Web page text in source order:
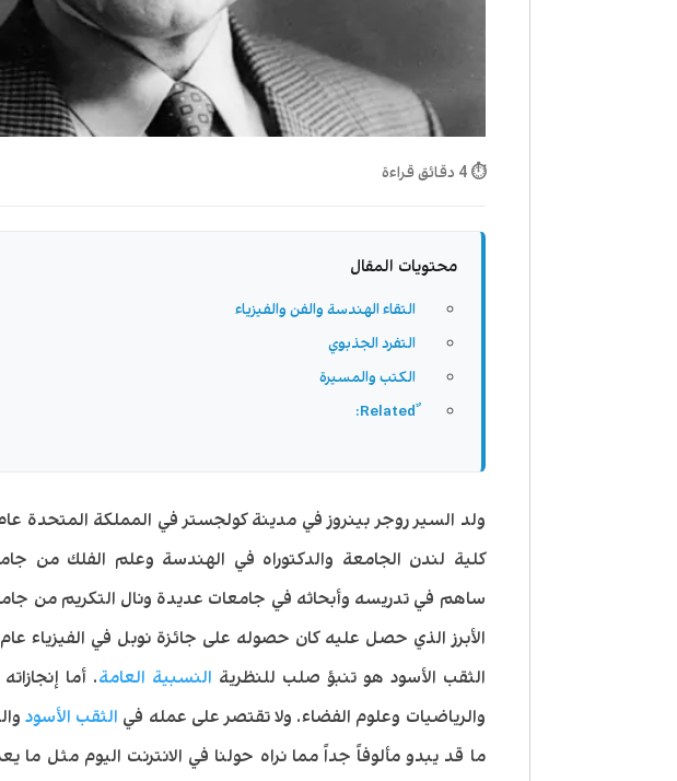
⏱ 4 دقائق قراءة
محتويات المقال
التقاء الهندسة والفن والفيزياء
التفرد الجذبوي
الكتب والمسيرة
ساهم في تدريسه وأبحاثه في جامعات عديدة ونال التكريم من
الثقب الأسود هو تنبؤ صلب للنظرية النسبية العامة. أما
والرياضيات وعلوم الفضاء. ولا تقتصر على عمله في الثقب الأسود
ما قد يبدو مألوفاً جداً مما نراه حولنا في الانترنت اليوم مثل ما